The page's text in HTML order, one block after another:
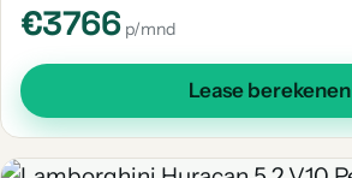
€3766 p/mnd
Lease berekenen